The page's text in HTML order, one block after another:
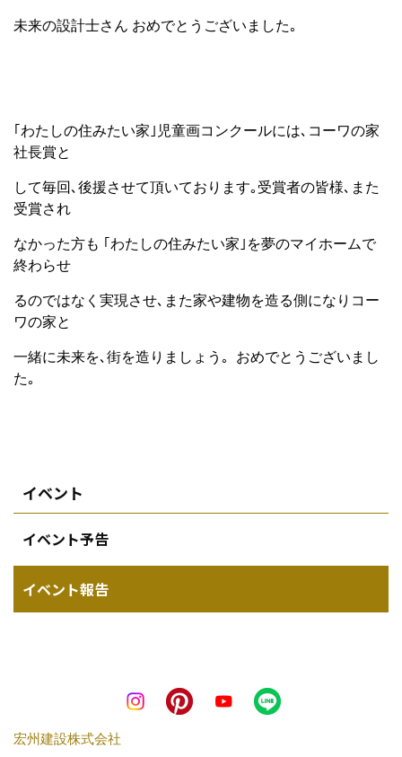
未来の設計士さん おめでとうございました｡
｢わたしの住みたい家｣児童画コンクールには､コーワの家
社長賞と
して毎回､後援させて頂いております｡受賞者の皆様､また
受賞され
なかった方も ｢わたしの住みたい家｣を夢のマイホームで
終わらせ
るのではなく実現させ､また家や建物を造る側になりコー
ワの家と
一緒に未来を､街を造りましょう｡ おめでとうございまし
た｡
イベント
イベント予告
イベント報告
宏州建設株式会社